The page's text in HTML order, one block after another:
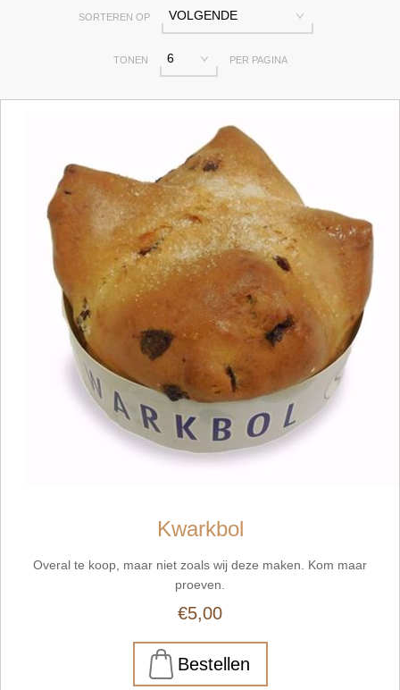
SORTEREN OP VOLGENDE
TONEN 6 PER PAGINA
Kwarkbol
Overal te koop, maar niet zoals wij deze maken. Kom maar
proeven.
€5,00